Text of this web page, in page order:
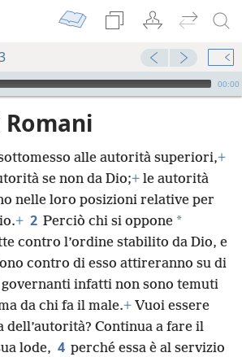
00:00
alle autorità superiori,+
se non da Dio;+ le autorità
nelle loro posizioni relative per
+ 2 Perciò chi si oppone *
contro l’ordine stabilito da Dio, e
contro di esso attireranno su di
infatti non sono temuti
da chi fa il male.+ Vuoi essere
dell’autorità? Continua a fare il
lode, 4 perché essa è al servizio